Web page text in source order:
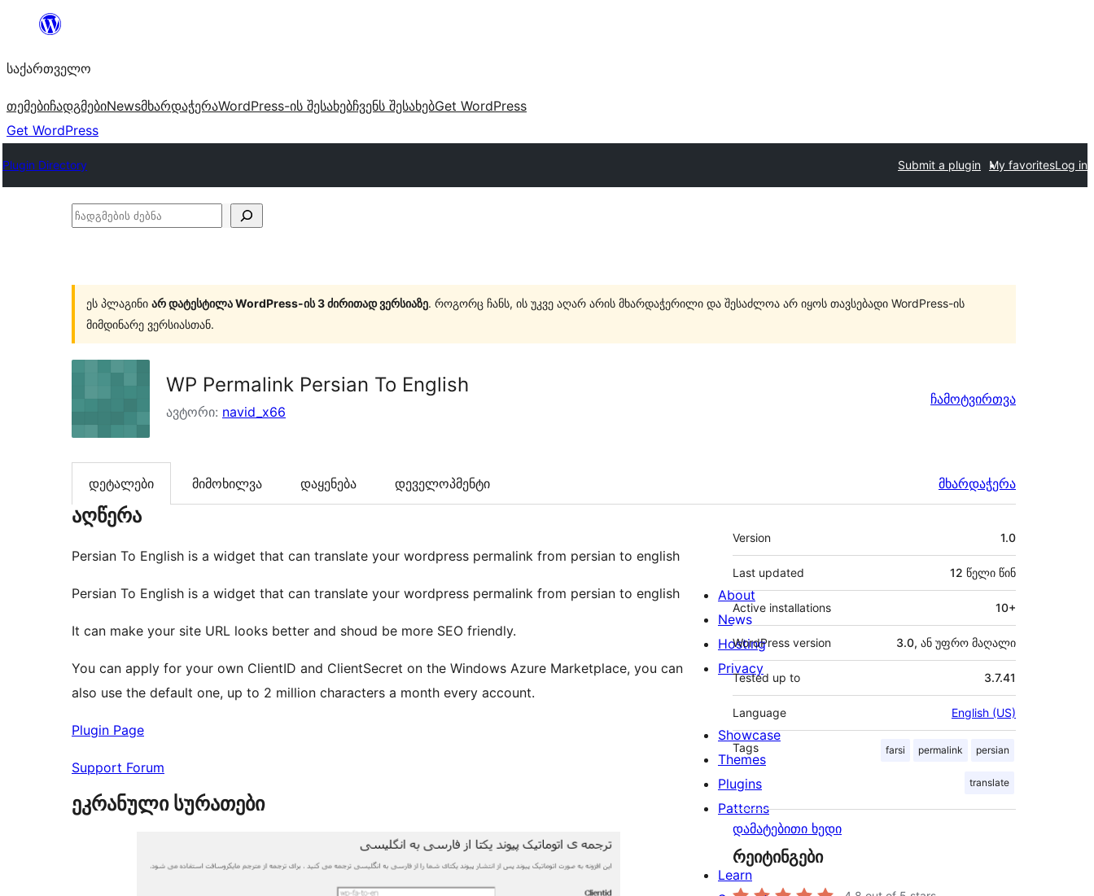
შიგთავსზე
საქართველო
თემებიჩადგმებიNewsმხარდაჭერაWordPress-ის შესახებჩვენს შესახებGet WordPress
Get WordPress
Plugin Directory Submit a plugin My favoritesLog in
ჩადგმების
ეს პლაგინი არ დატესტილა WordPress-ის 3 ძირითად ვერსიაზე. როგორც ჩანს, ის უკვე აღარ არის მხარდაჭერილი და შესაძლოა არ იყოს თავსებადი WordPress-ის
მიმდინარე ვერსიასთან.
WP Permalink Persian To English
ავტორი: navid_x66
ჩამოტვირთვა
დეტალები მიმოხილვა დაყენება დეველოპმენტი მხარდაჭერა
აღწერა
Persian To English is a widget that can translate your wordpress permalink from persian to english
Persian To English is a widget that can translate your wordpress permalink from persian to english
It can make your site URL looks better and shoud be more SEO friendly.
You can apply for your own ClientID and ClientSecret on the Windows Azure Marketplace, you can
also use the default one, up to 2 million characters a month every account.
Plugin Page
Support Forum
ეკრანული სურათები
მეტა
Version 1.0
Last updated 12 წელი წინ
Active installations 10+
WordPress version 3.0, ან უფრო მაღალი
Tested up to 3.7.41
Language English (US)
Tags farsi permalink persian
translate
დამატებითი ხედი
რეიტინგები
About
News
Hosting
Privacy
Showcase
Themes
Plugins
Patterns
Learn